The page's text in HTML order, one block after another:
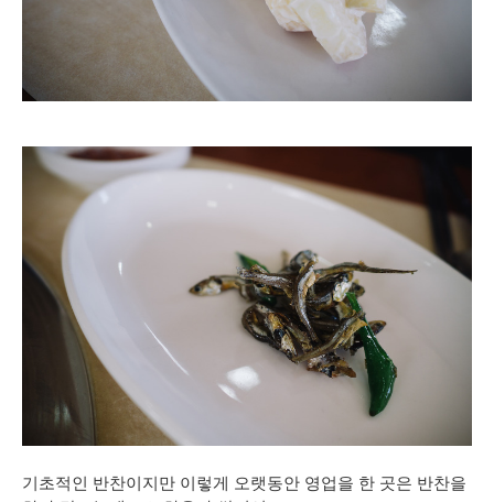
기초적인 반찬이지만 이렇게 오랫동안 영업을 한 곳은 반찬을